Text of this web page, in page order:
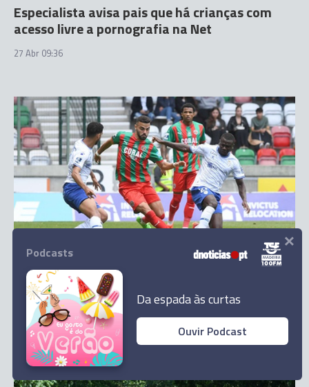
Especialista avisa pais que há crianças com
acesso livre a pornografia na Net
27 Abr 09:36
DESPORTO
Marítimo vence Feirense (3-2) e mantém
esperanças de subida
27 Abr 16:05
Podcasts
Da espada às curtas
Ouvir Podcast
×